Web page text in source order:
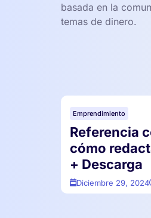
basada en la
temas de dinero.
Emprendimiento
Referencia
cómo
+ Descarga
Diciembre 29, 2024